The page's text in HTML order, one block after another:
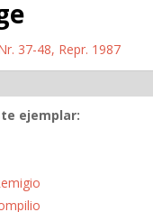
37-48, Repr. 1987
ejemplar: